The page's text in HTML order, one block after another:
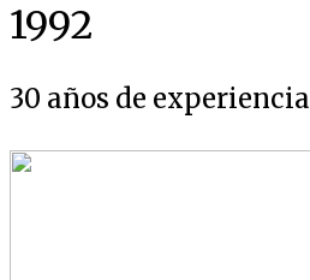
1992
30 años de experiencia